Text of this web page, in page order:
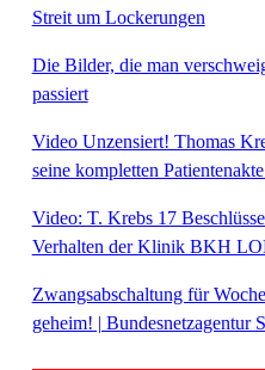
Streit um Lockerungen
Die Bilder, die man
passiert
Video Unzensiert! Thomas
seine kompletten
Video: T. Krebs 17
Verhalten der Klinik BKH
Zwangsabschaltung für
geheim! | Bundesnetzagentur